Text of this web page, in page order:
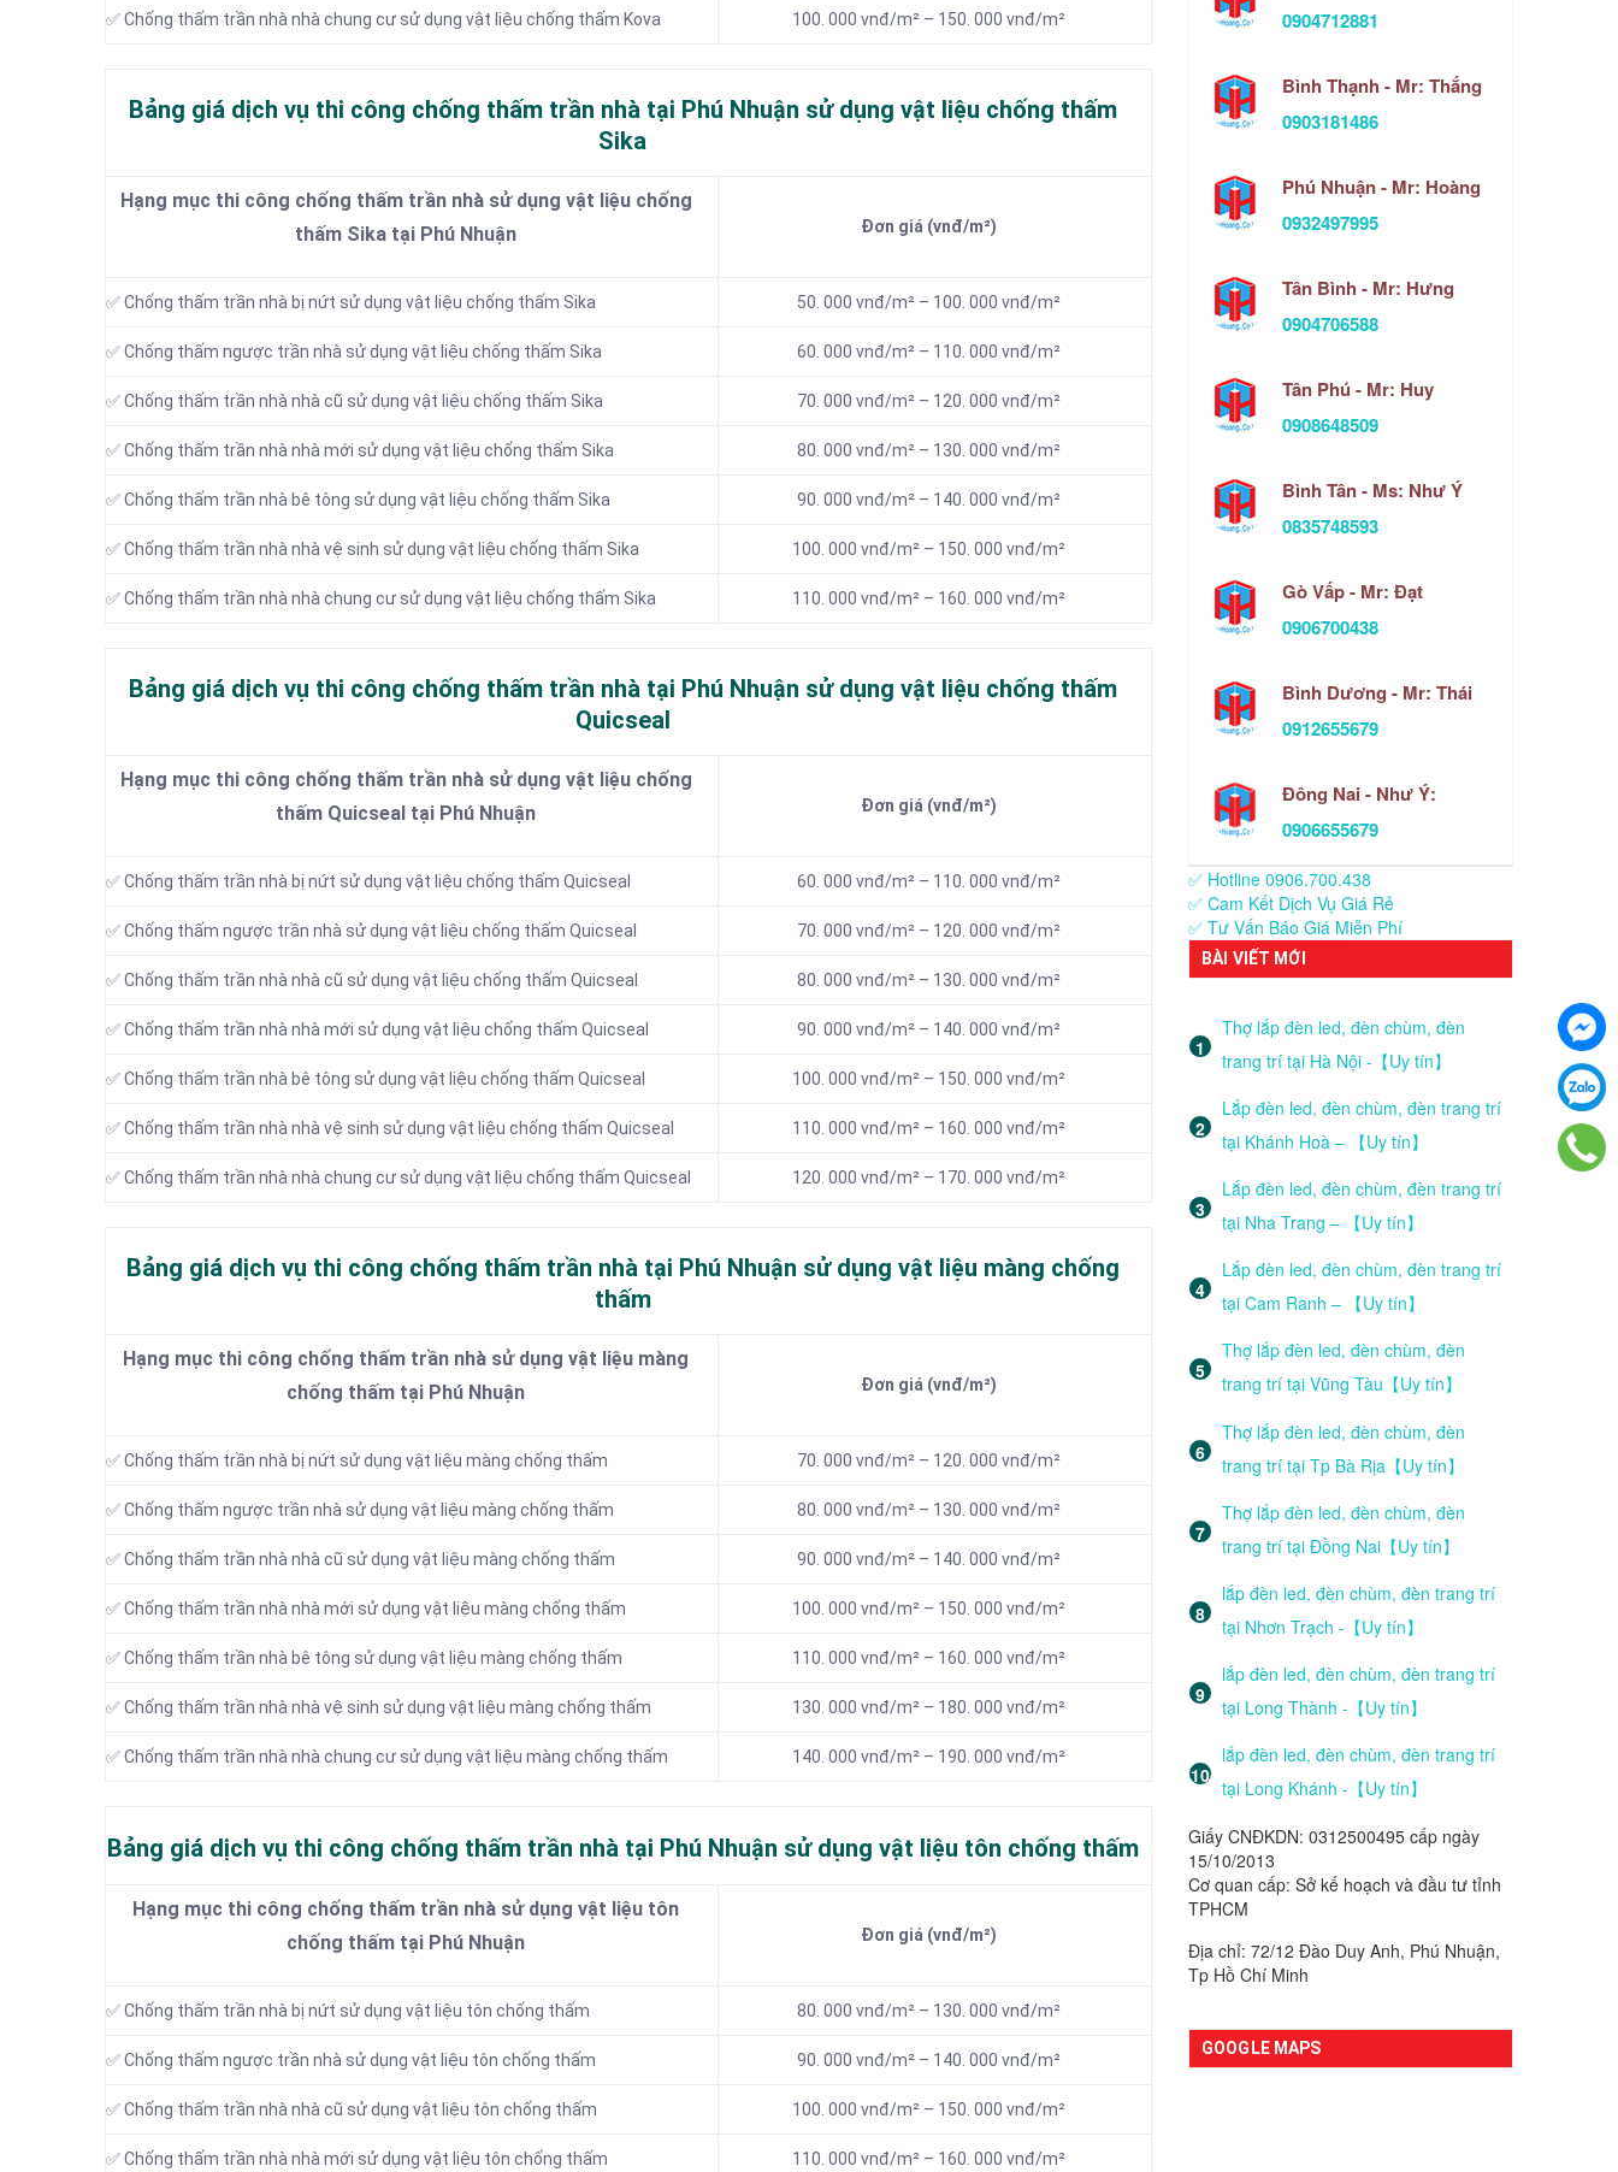
✅ Chống thấm trần nhà nhà chung cư sử dụng vật liệu chống thấm Kova 100. 000 vnđ/m² – 150. 000 vnđ/m²
Bảng giá dịch vụ thi công chống thấm trần nhà tại Phú Nhuận sử dụng vật liệu chống thấm
Sika
Hạng mục thi công chống thấm trần nhà sử dụng vật liệu chống
thấm Sika tại Phú Nhuận
Đơn giá (vnđ/m²)
✅ Chống thấm trần nhà bị nứt sử dụng vật liệu chống thấm Sika 50. 000 vnđ/m² – 100. 000 vnđ/m²
✅ Chống thấm ngược trần nhà sử dụng vật liệu chống thấm Sika 60. 000 vnđ/m² – 110. 000 vnđ/m²
✅ Chống thấm trần nhà nhà cũ sử dụng vật liệu chống thấm Sika 70. 000 vnđ/m² – 120. 000 vnđ/m²
✅ Chống thấm trần nhà nhà mới sử dụng vật liệu chống thấm Sika 80. 000 vnđ/m² – 130. 000 vnđ/m²
✅ Chống thấm trần nhà bê tông sử dụng vật liệu chống thấm Sika 90. 000 vnđ/m² – 140. 000 vnđ/m²
✅ Chống thấm trần nhà nhà vệ sinh sử dụng vật liệu chống thấm Sika 100. 000 vnđ/m² – 150. 000 vnđ/m²
✅ Chống thấm trần nhà nhà chung cư sử dụng vật liệu chống thấm Sika 110. 000 vnđ/m² – 160. 000 vnđ/m²
Bảng giá dịch vụ thi công chống thấm trần nhà tại Phú Nhuận sử dụng vật liệu chống thấm
Quicseal
Hạng mục thi công chống thấm trần nhà sử dụng vật liệu chống
thấm Quicseal tại Phú Nhuận
Đơn giá (vnđ/m²)
✅ Chống thấm trần nhà bị nứt sử dụng vật liệu chống thấm Quicseal 60. 000 vnđ/m² – 110. 000 vnđ/m²
✅ Chống thấm ngược trần nhà sử dụng vật liệu chống thấm Quicseal 70. 000 vnđ/m² – 120. 000 vnđ/m²
✅ Chống thấm trần nhà nhà cũ sử dụng vật liệu chống thấm Quicseal 80. 000 vnđ/m² – 130. 000 vnđ/m²
✅ Chống thấm trần nhà nhà mới sử dụng vật liệu chống thấm Quicseal 90. 000 vnđ/m² – 140. 000 vnđ/m²
✅ Chống thấm trần nhà bê tông sử dụng vật liệu chống thấm Quicseal 100. 000 vnđ/m² – 150. 000 vnđ/m²
✅ Chống thấm trần nhà nhà vệ sinh sử dụng vật liệu chống thấm Quicseal 110. 000 vnđ/m² – 160. 000 vnđ/m²
✅ Chống thấm trần nhà nhà chung cư sử dụng vật liệu chống thấm Quicseal 120. 000 vnđ/m² – 170. 000 vnđ/m²
Bảng giá dịch vụ thi công chống thấm trần nhà tại Phú Nhuận sử dụng vật liệu màng chống
thấm
Hạng mục thi công chống thấm trần nhà sử dụng vật liệu màng
chống thấm tại Phú Nhuận
Đơn giá (vnđ/m²)
✅ Chống thấm trần nhà bị nứt sử dụng vật liệu màng chống thấm 70. 000 vnđ/m² – 120. 000 vnđ/m²
✅ Chống thấm ngược trần nhà sử dụng vật liệu màng chống thấm 80. 000 vnđ/m² – 130. 000 vnđ/m²
✅ Chống thấm trần nhà nhà cũ sử dụng vật liệu màng chống thấm 90. 000 vnđ/m² – 140. 000 vnđ/m²
✅ Chống thấm trần nhà nhà mới sử dụng vật liệu màng chống thấm 100. 000 vnđ/m² – 150. 000 vnđ/m²
✅ Chống thấm trần nhà bê tông sử dụng vật liệu màng chống thấm 110. 000 vnđ/m² – 160. 000 vnđ/m²
✅ Chống thấm trần nhà nhà vệ sinh sử dụng vật liệu màng chống thấm 130. 000 vnđ/m² – 180. 000 vnđ/m²
✅ Chống thấm trần nhà nhà chung cư sử dụng vật liệu màng chống thấm 140. 000 vnđ/m² – 190. 000 vnđ/m²
Bảng giá dịch vụ thi công chống thấm trần nhà tại Phú Nhuận sử dụng vật liệu tôn chống thấm
Hạng mục thi công chống thấm trần nhà sử dụng vật liệu tôn
chống thấm tại Phú Nhuận
Đơn giá (vnđ/m²)
✅ Chống thấm trần nhà bị nứt sử dụng vật liệu tôn chống thấm 80. 000 vnđ/m² – 130. 000 vnđ/m²
✅ Chống thấm ngược trần nhà sử dụng vật liệu tôn chống thấm 90. 000 vnđ/m² – 140. 000 vnđ/m²
✅ Chống thấm trần nhà nhà cũ sử dụng vật liệu tôn chống thấm 100. 000 vnđ/m² – 150. 000 vnđ/m²
✅ Chống thấm trần nhà nhà mới sử dụng vật liệu tôn chống thấm 110. 000 vnđ/m² – 160. 000 vnđ/m²
0904712881
Bình Thạnh - Mr: Thắng
0903181486
Phú Nhuận - Mr: Hoàng
0932497995
Tân Bình - Mr: Hưng
0904706588
Tân Phú - Mr: Huy
0908648509
Bình Tân - Ms: Như Ý
0835748593
Gò Vấp - Mr: Đạt
0906700438
Bình Dương - Mr: Thái
0912655679
Đông Nai - Như Ý:
0906655679
✅ Hotline 0906.700.438
✅ Cam Kết Dịch Vụ Giá Rẻ
✅ Tư Vấn Báo Giá Miễn Phí
BÀI VIẾT MỚI
Thợ lắp đèn led, đèn chùm, đèn
trang trí tại Hà Nội -【Uy tín】
Lắp đèn led, đèn chùm, đèn trang trí
tại Khánh Hoà – 【Uy tín】
Lắp đèn led, đèn chùm, đèn trang trí
tại Nha Trang – 【Uy tín】
Lắp đèn led, đèn chùm, đèn trang trí
tại Cam Ranh – 【Uy tín】
Thợ lắp đèn led, đèn chùm, đèn
trang trí tại Vũng Tàu【Uy tín】
Thợ lắp đèn led, đèn chùm, đèn
trang trí tại Tp Bà Rịa【Uy tín】
Thợ lắp đèn led, đèn chùm, đèn
trang trí tại Đồng Nai【Uy tín】
lắp đèn led, đèn chùm, đèn trang trí
tại Nhơn Trạch -【Uy tín】
lắp đèn led, đèn chùm, đèn trang trí
tại Long Thành -【Uy tín】
lắp đèn led, đèn chùm, đèn trang trí
tại Long Khánh -【Uy tín】
Giấy CNĐKDN: 0312500495 cấp ngày
15/10/2013
Cơ quan cấp: Sở kế hoạch và đầu tư tỉnh
TPHCM
Địa chỉ: 72/12 Đào Duy Anh, Phú Nhuận,
Tp Hồ Chí Minh
GOOGLE MAPS